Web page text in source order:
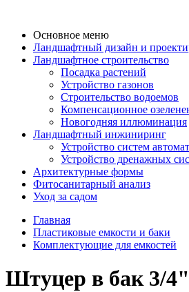
Основное меню
Ландшафтный дизайн и
Ландшафтное строительство
Посадка растений
Устройство газонов
Строительство водоемов
Компенсационное
Новогодняя иллюминация
Ландшафтный инжиниринг
Устройство систем
Устройство дренажных
Aрхитектурные формы
Фитосанитарный анализ
Уход за садом
Главная
Пластиковые емкости и баки
Комплектующие для емкостей
Штуцер в бак 3/